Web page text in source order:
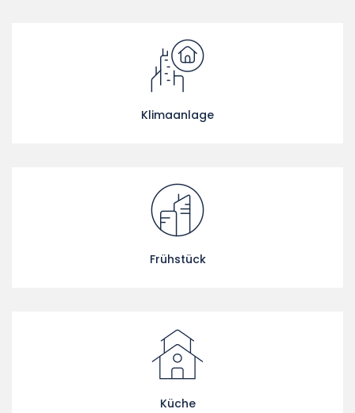
Klimaanlage
Frühstück
Küche